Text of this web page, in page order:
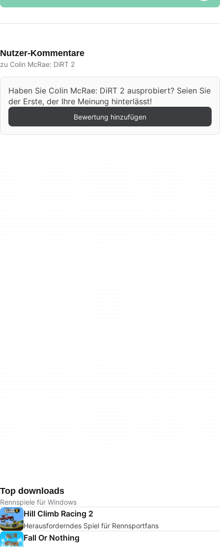
Nutzer-Kommentare
zu Colin McRae: DiRT 2
Haben Sie Colin McRae: DiRT 2 ausprobiert? Seien Sie
der Erste, der Ihre Meinung hinterlässt!
Bewertung hinzufügen
Top downloads
Rennspiele für Windows
Hill Climb Racing 2
Herausforderndes Spiel für Rennsportfans
Fall Or Nothing